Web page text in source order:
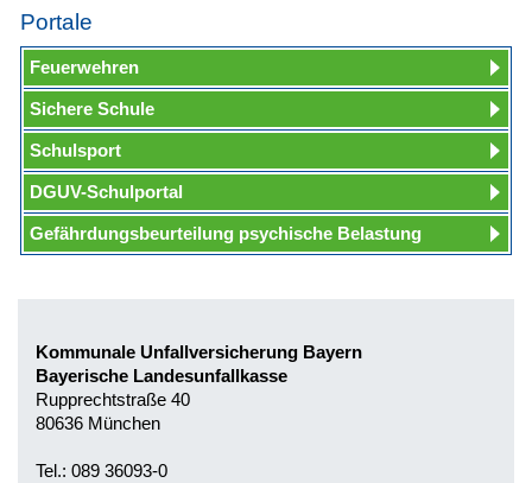
Portale
Feuerwehren
Sichere Schule
Schulsport
DGUV-Schulportal
Gefährdungsbeurteilung psychische Belastung
Kommunale Unfallversicherung Bayern
Bayerische Landesunfallkasse
Rupprechtstraße 40
80636 München
Tel.: 089 36093-0